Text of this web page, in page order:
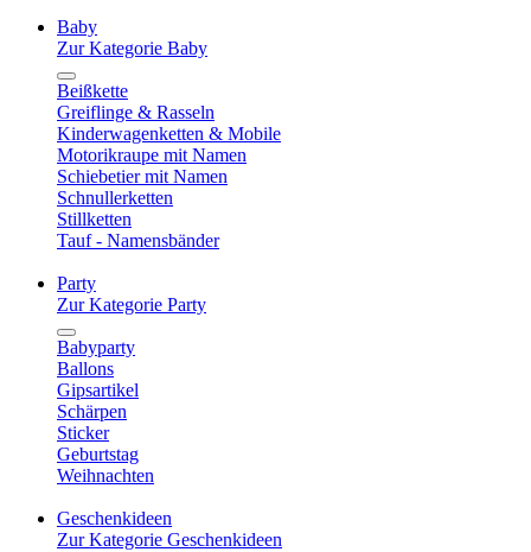
Baby
Zur Kategorie Baby
Beißkette
Greiflinge & Rasseln
Kinderwagenketten & Mobile
Motorikraupe mit Namen
Schiebetier mit Namen
Schnullerketten
Stillketten
Tauf - Namensbänder
Party
Zur Kategorie Party
Babyparty
Ballons
Gipsartikel
Schärpen
Sticker
Geburtstag
Weihnachten
Geschenkideen
Zur Kategorie Geschenkideen